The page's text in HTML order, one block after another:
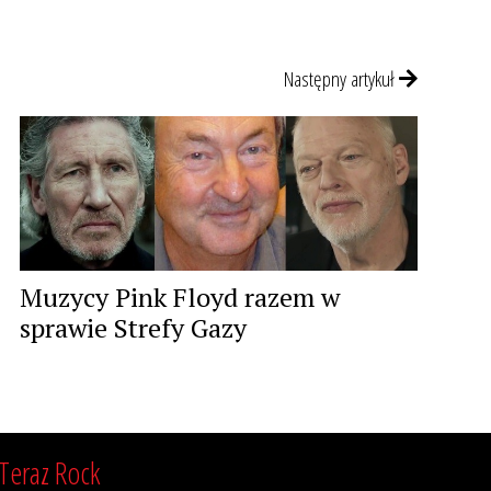
Następny artykuł
Muzycy Pink Floyd razem w
sprawie Strefy Gazy
Teraz Rock